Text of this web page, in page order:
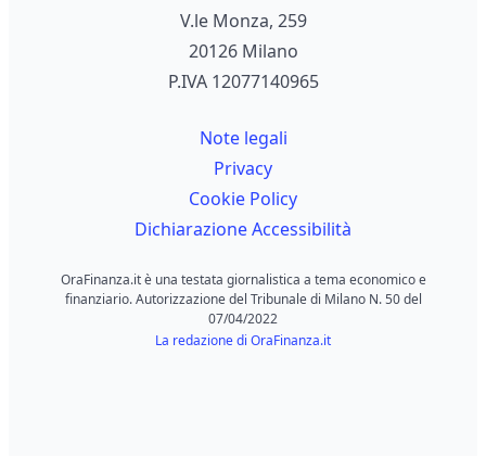
V.le Monza, 259
20126 Milano
P.IVA 12077140965
Note legali
Privacy
Cookie Policy
Dichiarazione Accessibilità
OraFinanza.it è una testata giornalistica a tema economico e
finanziario. Autorizzazione del Tribunale di Milano N. 50 del
07/04/2022
La redazione di OraFinanza.it